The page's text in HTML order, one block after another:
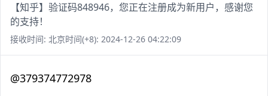
【知乎】验证码848946，您正在注册成为新用户，感谢您
的支持！
接收时间: 北京时间(+8): 2024-12-26 04:22:09
@379374772978